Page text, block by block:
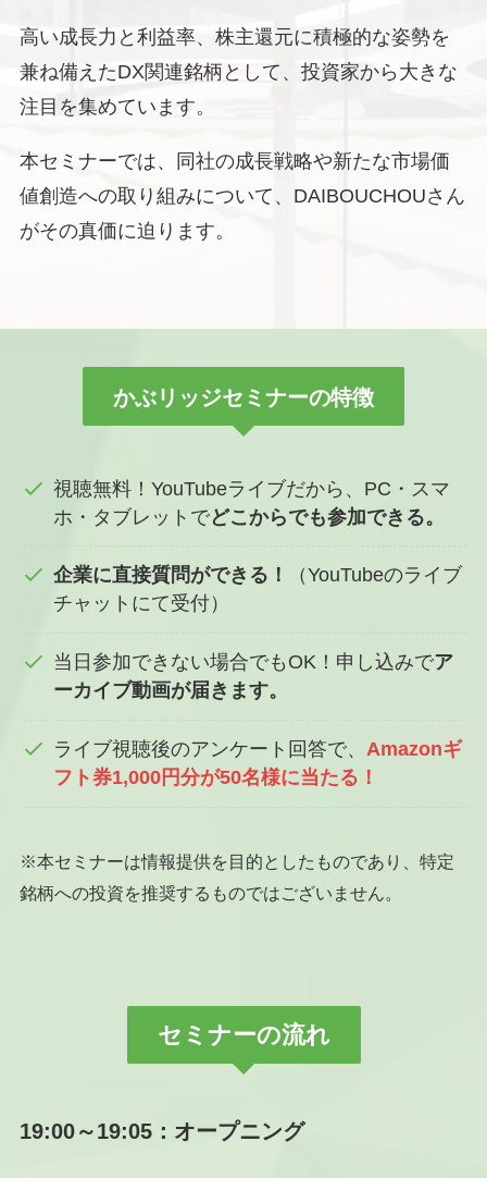
高い成長力と利益率、株主還元に積極的な姿勢を
兼ね備えたDX関連銘柄として、投資家から大きな
注目を集めています。
本セミナーでは、同社の成長戦略や新たな市場価
値創造への取り組みについて、DAIBOUCHOUさん
がその真価に迫ります。
かぶリッジセミナーの特徴
視聴無料！YouTubeライブだから、PC・スマ
ホ・タブレットでどこからでも参加できる。
企業に直接質問ができる！
（YouTubeのライブ
チャットにて受付）
当日参加できない場合でもOK！申し込みでア
ーカイブ動画が届きます。
ライブ視聴後のアンケート回答で、Amazonギ
フト券1,000円分が50名様に当たる！
※本セミナーは情報提供を目的としたものであり、特定
銘柄への投資を推奨するものではございません。
セミナーの流れ
19:00～19:05：オープニング